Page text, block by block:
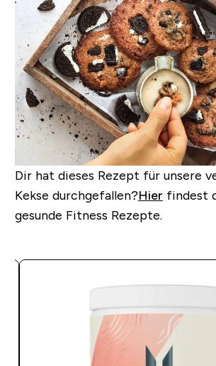
Dir hat dieses Rezept für unsere
Kekse durchgefallen?Hier findest
gesunde Fitness Rezepte.